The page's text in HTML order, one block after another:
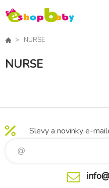
NURSE
NURSE
Slevy a novinky e-